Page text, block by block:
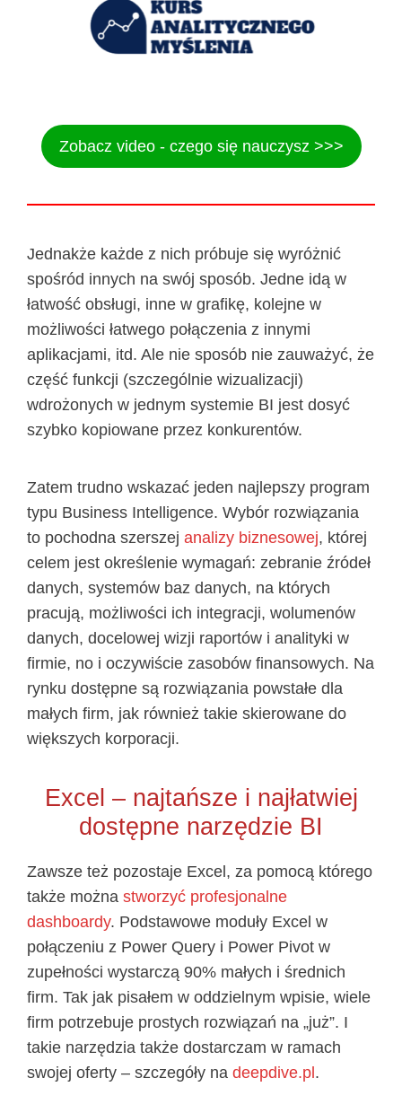
Zobacz video - czego się nauczysz >>>
Jednakże każde z nich próbuje się wyróżnić
spośród innych na swój sposób. Jedne idą w
łatwość obsługi, inne w grafikę, kolejne w
możliwości łatwego połączenia z innymi
aplikacjami, itd. Ale nie sposób nie zauważyć, że
część funkcji (szczególnie wizualizacji)
wdrożonych w jednym systemie BI jest dosyć
szybko kopiowane przez konkurentów.
Zatem trudno wskazać jeden najlepszy program
typu Business Intelligence. Wybór rozwiązania
to pochodna szerszej analizy biznesowej, której
celem jest określenie wymagań: zebranie źródeł
danych, systemów baz danych, na których
pracują, możliwości ich integracji, wolumenów
danych, docelowej wizji raportów i analityki w
firmie, no i oczywiście zasobów finansowych. Na
rynku dostępne są rozwiązania powstałe dla
małych firm, jak również takie skierowane do
większych korporacji.
Excel – najtańsze i najłatwiej
dostępne narzędzie BI
Zawsze też pozostaje Excel, za pomocą którego
także można stworzyć profesjonalne
dashboardy. Podstawowe moduły Excel w
połączeniu z Power Query i Power Pivot w
zupełności wystarczą 90% małych i średnich
firm. Tak jak pisałem w oddzielnym wpisie, wiele
firm potrzebuje prostych rozwiązań na „już”. I
takie narzędzia także dostarczam w ramach
swojej oferty – szczegóły na deepdive.pl.